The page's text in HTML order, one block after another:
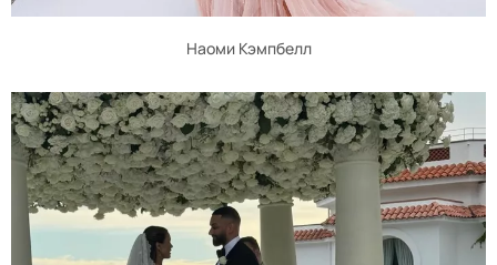
Наоми Кэмпбелл